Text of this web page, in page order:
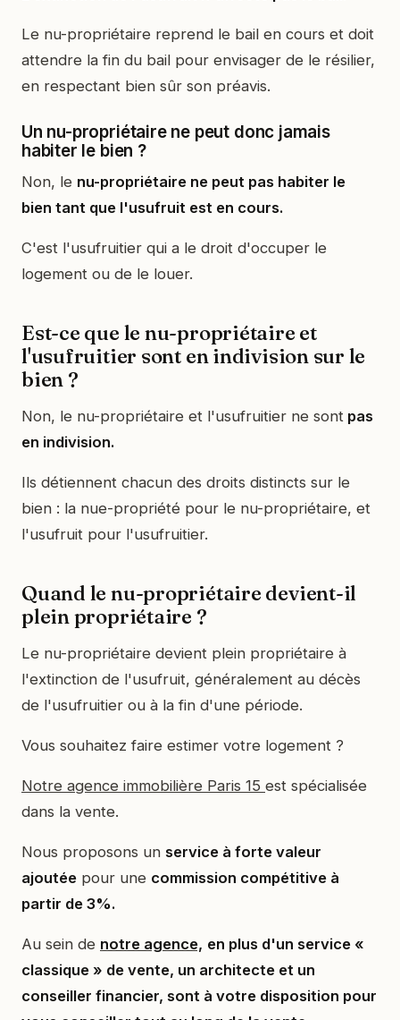
Le nu-propriétaire reprend le bail en cours et doit
attendre la fin du bail pour envisager de le résilier,
en respectant bien sûr son préavis.
Un nu-propriétaire ne peut donc jamais
habiter le bien ?
Non, le nu-propriétaire ne peut pas habiter le
bien tant que l'usufruit est en cours.
C'est l'usufruitier qui a le droit d'occuper le
logement ou de le louer.
Est-ce que le nu-propriétaire et
l'usufruitier sont en indivision sur le
bien ?
Non, le nu-propriétaire et l'usufruitier ne sont pas
en indivision.
Ils détiennent chacun des droits distincts sur le
bien : la nue-propriété pour le nu-propriétaire, et
l'usufruit pour l'usufruitier.
Quand le nu-propriétaire devient-il
plein propriétaire ?
Le nu-propriétaire devient plein propriétaire à
l'extinction de l'usufruit, généralement au décès
de l'usufruitier ou à la fin d'une période.
Vous souhaitez faire estimer votre logement ?
Notre agence immobilière Paris 15 est spécialisée
dans la vente.
Nous proposons un service à forte valeur
ajoutée pour une commission compétitive à
partir de 3%.
Au sein de notre agence, en plus d'un service «
classique » de vente, un architecte et un
conseiller financier, sont à votre disposition pour